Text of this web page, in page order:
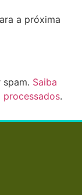
a próxima
Saiba
processados.